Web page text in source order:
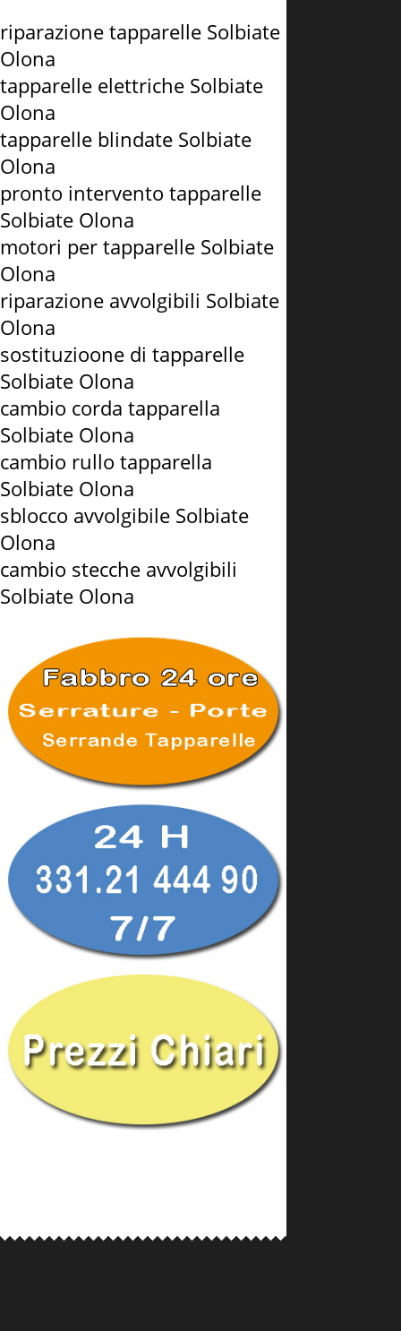
riparazione tapparelle Solbiate
Olona
tapparelle elettriche Solbiate
Olona
tapparelle blindate Solbiate
Olona
pronto intervento tapparelle
Solbiate Olona
motori per tapparelle Solbiate
Olona
riparazione avvolgibili Solbiate
Olona
sostituzioone di tapparelle
Solbiate Olona
cambio corda tapparella
Solbiate Olona
cambio rullo tapparella
Solbiate Olona
sblocco avvolgibile Solbiate
Olona
cambio stecche avvolgibili
Solbiate Olona